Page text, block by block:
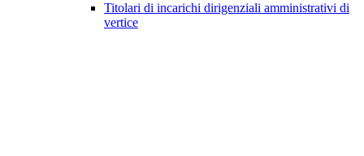
Titolari di incarichi dirigenziali amministrativi di
vertice